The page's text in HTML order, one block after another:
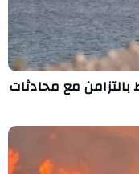
مع محادثات